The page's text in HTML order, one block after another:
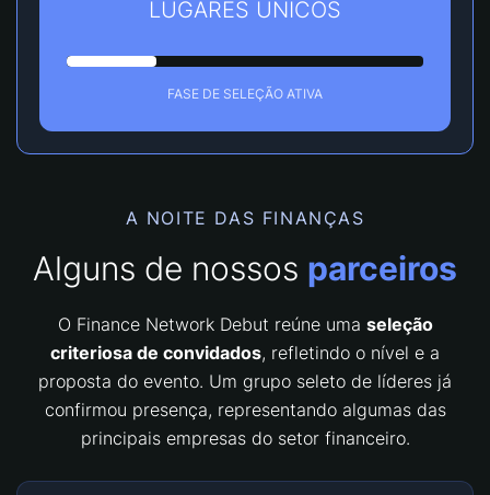
LUGARES ÚNICOS
FASE DE SELEÇÃO ATIVA
A NOITE DAS FINANÇAS
Alguns de nossos parceiros
O Finance Network Debut reúne uma seleção
criteriosa de convidados, refletindo o nível e a
proposta do evento. Um grupo seleto de líderes já
confirmou presença, representando algumas das
principais empresas do setor financeiro.